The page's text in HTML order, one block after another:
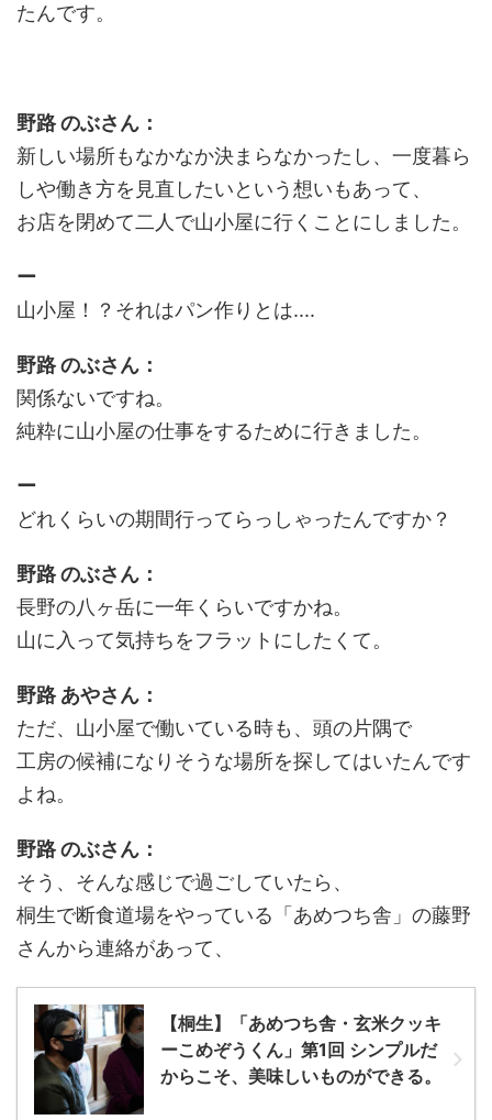
たんです。
野路 のぶさん：
新しい場所もなかなか決まらなかったし、一度暮ら
しや働き方を見直したいという想いもあって、
お店を閉めて二人で山小屋に行くことにしました。
ー
山小屋！？それはパン作りとは....
野路 のぶさん：
関係ないですね。
純粋に山小屋の仕事をするために行きました。
ー
どれくらいの期間行ってらっしゃったんですか？
野路 のぶさん：
長野の八ヶ岳に一年くらいですかね。
山に入って気持ちをフラットにしたくて。
野路 あやさん：
ただ、山小屋で働いている時も、頭の片隅で
工房の候補になりそうな場所を探してはいたんです
よね。
野路 のぶさん：
そう、そんな感じで過ごしていたら、
桐生で断食道場をやっている「あめつち舎」の藤野
さんから連絡があって、
【桐生】「あめつち舎・玄米クッキ
ーこめぞうくん」第1回 シンプルだ
からこそ、美味しいものができる。